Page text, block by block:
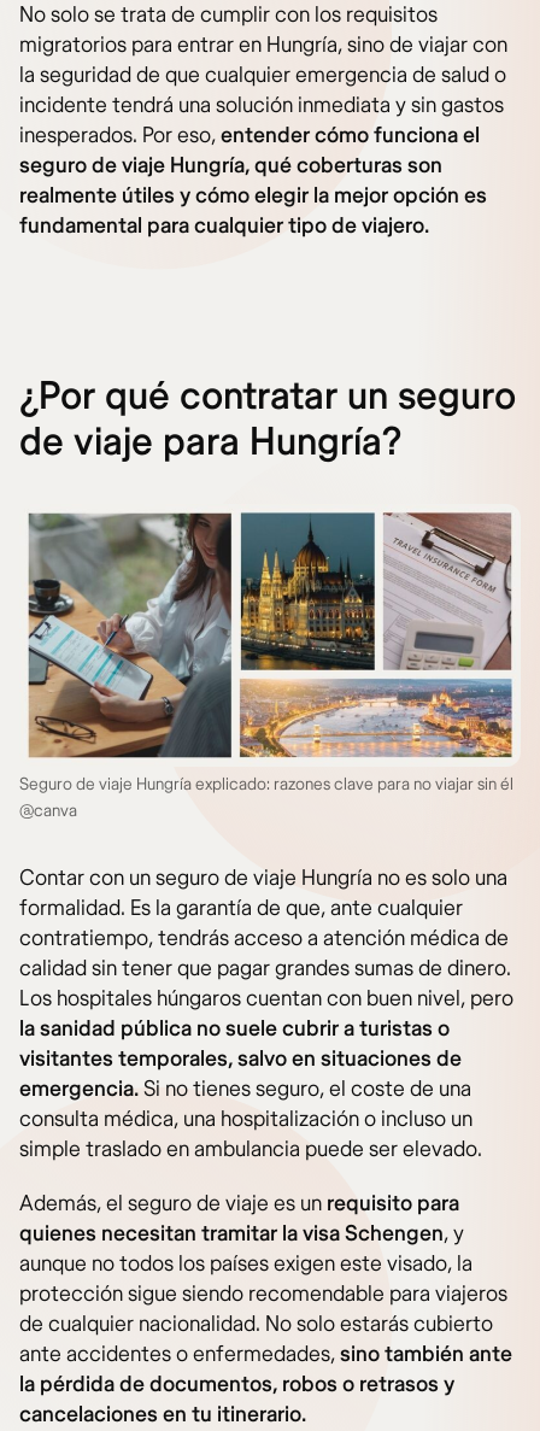
No solo se trata de cumplir con los requisitos
migratorios para entrar en Hungría, sino de viajar con
la seguridad de que cualquier emergencia de salud o
incidente tendrá una solución inmediata y sin gastos
inesperados. Por eso,entender cómo funciona el
seguro de viaje Hungría, qué coberturas son
realmente útiles y cómo elegir la mejor opción es
fundamental para cualquier tipo de viajero.
¿Por qué contratar un seguro
de viaje para Hungría?
Seguro de viaje Hungría explicado: razones clave para no viajar sin él
@canva
Contar con un seguro de viaje Hungría no es solo una
formalidad. Es la garantía de que, ante cualquier
contratiempo, tendrás acceso a atención médica de
calidad sin tener que pagar grandes sumas de dinero.
Los hospitales húngaros cuentan con buen nivel, pero
la sanidad pública no suele cubrir a turistas o
visitantes temporales, salvo en situaciones de
emergencia.Si no tienes seguro, el coste de una
consulta médica, una hospitalización o incluso un
simple traslado en ambulancia puede ser elevado.
Además, el seguro de viaje es un requisito para
quienes necesitan tramitar la visa Schengen, y
aunque no todos los países exigen este visado, la
protección sigue siendo recomendable para viajeros
de cualquier nacionalidad. No solo estarás cubierto
ante accidentes o enfermedades,sino también ante
la pérdida de documentos, robos o retrasos y
cancelaciones en tu itinerario.